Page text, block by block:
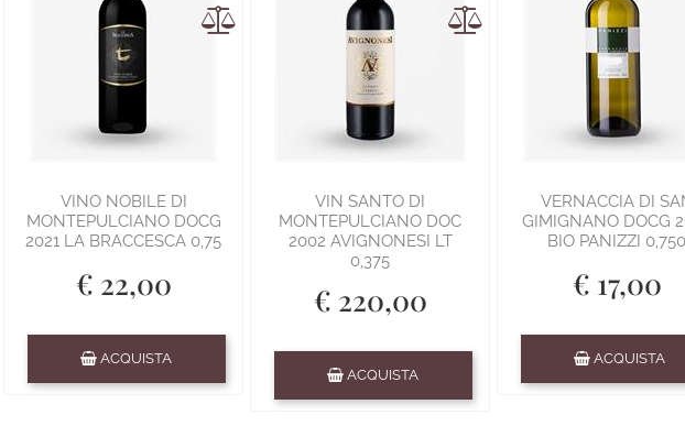
VINO NOBILE DI
MONTEPULCIANO DOCG
2021 LA BRACCESCA 0,75
€ 22,00
ACQUISTA
VIN SANTO DI
MONTEPULCIANO DOC
2002 AVIGNONESI LT
0,375
€ 220,00
ACQUISTA
VERNACCIA DI
GIMIGNANO DOCG
BIO PANIZZI 0,750
€ 17,00
ACQUISTA